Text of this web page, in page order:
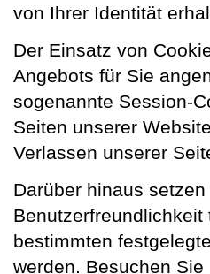
von Ihrer Identität
Der Einsatz von
Angebots für Sie
sogenannte Session-
Seiten unserer
Verlassen unserer
Darüber hinaus
bestimmten
werden. Besuchen